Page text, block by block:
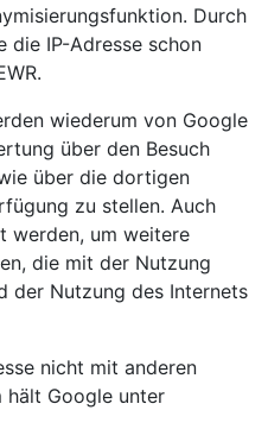
Durch
die IP-Adresse schon
wiederum von Google
über den Besuch
über die dortigen
zu stellen. Auch
werden, um weitere
die mit der Nutzung
der Nutzung des Internets
nicht mit anderen
hält Google unter